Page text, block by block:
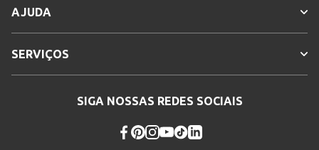
AJUDA
SERVIÇOS
SIGA NOSSAS REDES SOCIAIS